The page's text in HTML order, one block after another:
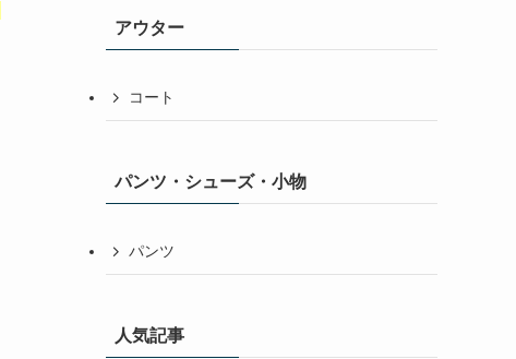
アウター
コート
パンツ・シューズ・小物
パンツ
人気記事